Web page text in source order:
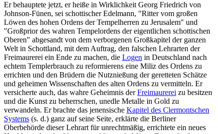
Er behauptete jetzt, er heiße in Wirklichkeit Georg Friedrich von
Johnson-Fünen, sei schottischer Edelmann, "Ritter vom großen
Löwen des hohen Ordens der Tempelherren zu Jerusalem" und
"Großprior des wahren Tempelordens der eigentlichen schottischen
Oberen" abgesandt von dem verborgenen Großkapitel der ganzen
Welt in Schottland, mit dem Auftrag, den falschen Lehrarten der
Freimaurerei ein Ende zu machen, die Logen in Deutschland nach
echtem Templerbrauch zu reformierens eine Miliz des Ordens zu
errichten und den Brüdern die Nutznießung der geretteten Schätze
und geheimen Wissenschaften des alten Ordens zu vermitteln. Er
versicherte auch, das wahre Geheimnis derFreimaurerei zu besitzen
und die Kunst zu beherrschen, unedle Metalle in Gold zu
verwandeln. Er brachte das jenensische Kapitel des Clermontschen
Systems (s. d.) ganz auf seine Seite, erklärte die Berliner
Oberbehörde dieser Lehrart für unrechtmäßig, errichtete ein neues